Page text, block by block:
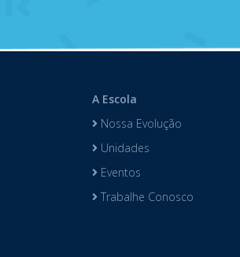
A Escola
Nossa Evolução
Unidades
Eventos
Trabalhe Conosco